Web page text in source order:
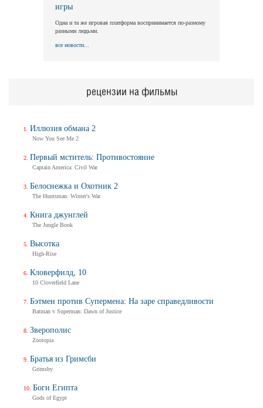
игры
Одна и та же игровая платформа воспринимается по-разному
разными людьми.
все новости...
рецензии на фильмы
Иллюзия обмана 2
Now You See Me 2
Первый мститель: Противостояние
Captain America: Civil War
Белоснежка и Охотник 2
The Huntsman: Winter's War
Книга джунглей
The Jungle Book
Высотка
High-Rise
Кловерфилд, 10
10 Cloverfield Lane
Бэтмен против Супермена: На заре справедливости
Batman v Superman: Dawn of Justice
Зверополис
Zootopia
Братья из Гримсби
Grimsby
Боги Египта
Gods of Egypt